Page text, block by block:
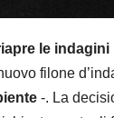
le indagini
filone
-. La